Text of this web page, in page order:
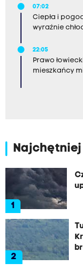
07:02
Ciepła i
wyraźnie
22:05
Prawo
mieszkańcy
1
2